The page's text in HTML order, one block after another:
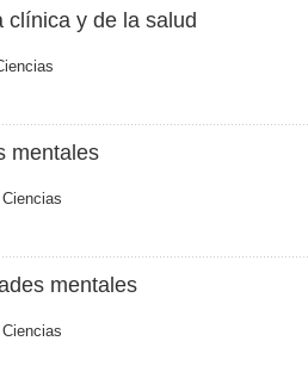
clínica y de la salud
mentales
Ciencias
mentales
Ciencias